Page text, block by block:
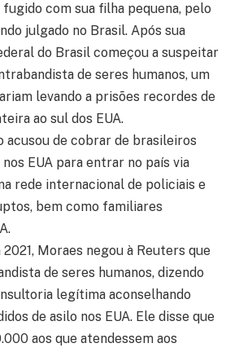
com sua filha pequena, pelo
julgado no Brasil. Após sua
do Brasil começou a suspeitar
de seres humanos, um
levando a prisões recordes de
ao sul dos EUA.
acusou de cobrar de brasileiros
EUA para entrar no país via
rede internacional de policiais e
bem como familiares
2021, Moraes negou à Reuters que
de seres humanos, dizendo
legítima aconselhando
de asilo nos EUA. Ele disse que
aos que atendessem aos